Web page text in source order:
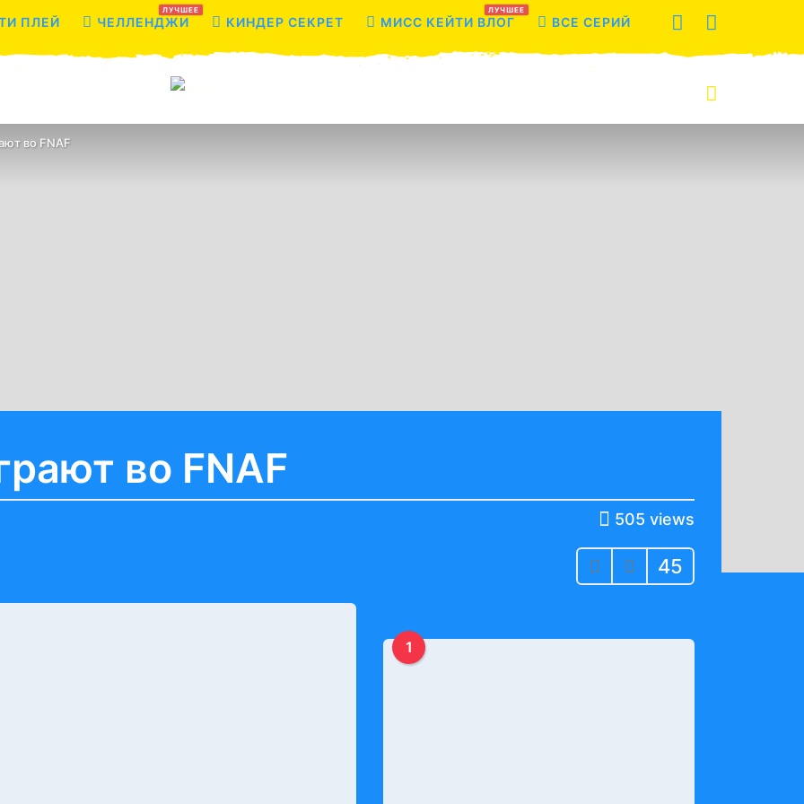
ПЛЕЙ ЧЕЛЛЕНДЖИ
ЛУЧШЕЕ
КИНДЕР СЕКРЕТ МИСС КЕЙТИ ВЛОГ
ЛУЧШЕЕ
ВСЕ СЕРИЙ
во FNAF
во FNAF
505 views
45
1